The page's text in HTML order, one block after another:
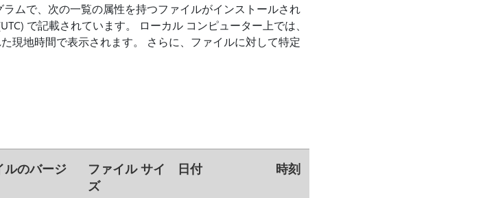
ムで、次の一覧の属性を持つファイルがインストールされ
で記載されています。 ローカル コンピューター上では、
現地時間で表示されます。 さらに、ファイルに対して特定
ルのバージ
ファイル サイ
ズ
日付 時刻